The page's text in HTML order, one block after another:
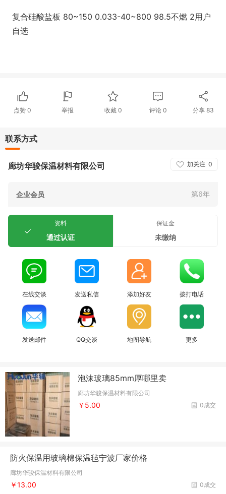
复合硅酸盐板 80~150 0.033-40~800 98.5不燃 2用户
自选
点赞0 举报 收藏 0 评论0 分享83
联系方式
加关注 0
廊坊华骏保温材料有限公司
企业会员 第6年
资料
通过认证
保证金
未缴纳
在线交谈 发送私信 添加好友 拨打电话
发送邮件 QQ交谈 地图导航 更多
泡沫玻璃85mm厚哪里卖
廊坊华骏保温材料有限公司
0成交
￥5.00
防火保温用玻璃棉保温毡宁波厂家价格
廊坊华骏保温材料有限公司
0成交
￥13.00